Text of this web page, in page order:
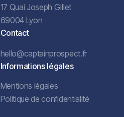
17 Quai Joseph Gillet
69004 Lyon
Contact
hello@captainprospect.fr
Informations légales
Mentions légales
Politique de confidentialité